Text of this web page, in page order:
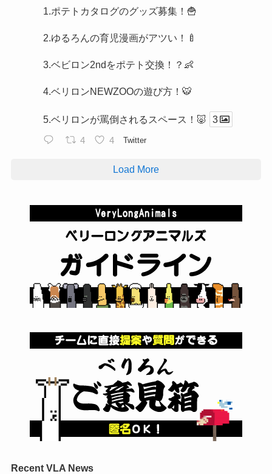
1.ポテトカタログのグッズ募集！🍟
2.ゆるろんの育児漫画がアツい！🍼
3.ベビロン2ndをポテト交換！？👶
4.ベリロンNEWZOOの遊び方！🐯
5.ベリロンが罵倒されるスペース！🐷 3
4 4 Twitter
Load More
Recent VLA News